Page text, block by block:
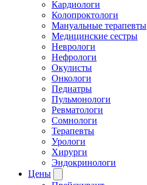
Кардиологи
Колопроктологи
Мануальные терапевты
Медицинские сестры
Неврологи
Нефрологи
Окулисты
Онкологи
Педиатры
Пульмонологи
Ревматологи
Сомнологи
Терапевты
Урологи
Хирурги
Эндокринологи
Цены